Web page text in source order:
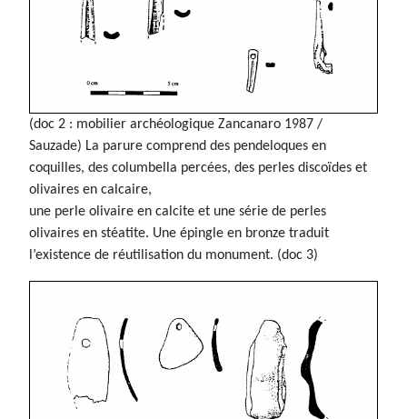
(doc 2 : mobilier archéologique Zancanaro 1987 /
Sauzade) La parure comprend des pendeloques en
coquilles, des columbella percées, des perles discoïdes et
olivaires en calcaire,
une perle olivaire en calcite et une série de perles
olivaires en stéatite. Une épingle en bronze traduit
l’existence de réutilisation du monument. (doc 3)